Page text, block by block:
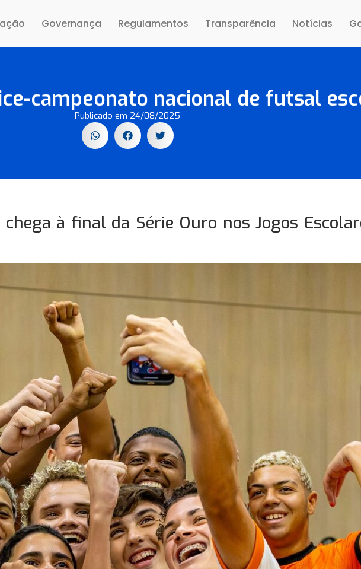
Governança Regulamentos Transparência Notícias
campeonato nacional de futsal
Publicado em 24/08/2025
à final da Série Ouro nos Jogos